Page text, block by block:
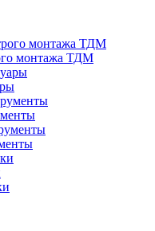
монтажа ТДМ